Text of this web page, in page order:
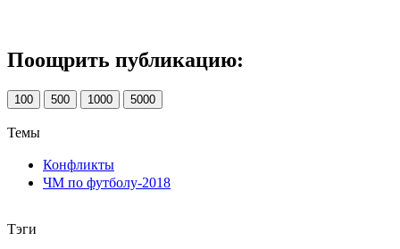
Поощрить публикацию:
100 500 1000 5000
Темы
Конфликты
ЧМ по футболу-2018
Тэги